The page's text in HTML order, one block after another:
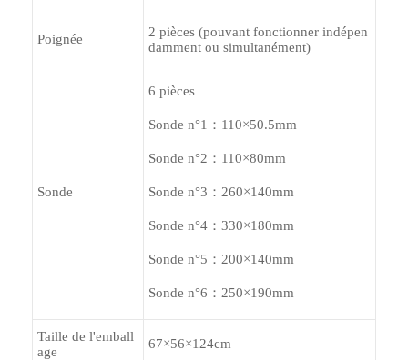
Poignée
2 pièces (pouvant fonctionner indépen
damment ou simultanément)
Sonde
6 pièces
Sonde n°1：110×50.5mm
Sonde n°2：110×80mm
Sonde n°3：260×140mm
Sonde n°4：330×180mm
Sonde n°5：200×140mm
Sonde n°6：250×190mm
Taille de l'emball
age
67×56×124cm